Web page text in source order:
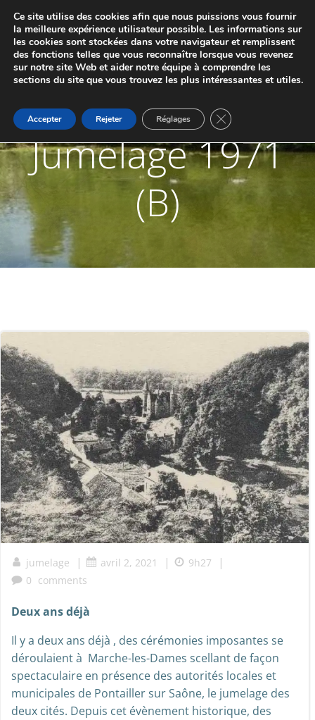
au
contenu
JUMELAGE DE MARCHE-LES-DAMES ET
PONTAILLER-SUR-SAÔNE
Jumelage 1971
(B)
jumelage | avril 2, 2021 | 9h27 |
0 comments
Deux ans déjà
Il y a deux ans déjà , des cérémonies imposantes se
déroulaient à Marche-les-Dames scellant de façon
spectaculaire en présence des autorités locales et
municipales de Pontailler sur Saône, le jumelage des
deux cités. Depuis cet évènement historique, des
Ce site utilise des cookies afin que nous puissions vous fournir
la meilleure expérience utilisateur possible. Les informations sur
les cookies sont stockées dans votre navigateur et remplissent
des fonctions telles que vous reconnaître lorsque vous revenez
sur notre site Web et aider notre équipe à comprendre les
sections du site que vous trouvez les plus intéressantes et utiles.
Accepter Rejeter Réglages Fermer la bannière